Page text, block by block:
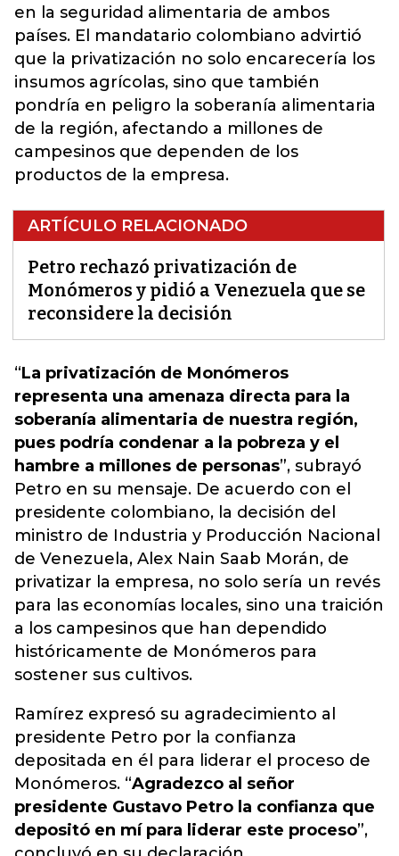
en la seguridad alimentaria de ambos
países. El mandatario colombiano advirtió
que la privatización no solo encarecería los
insumos agrícolas, sino que también
pondría en peligro la soberanía alimentaria
de la región, afectando a millones de
campesinos que dependen de los
productos de la empresa.
ARTÍCULO RELACIONADO
Petro rechazó privatización de
Monómeros y pidió a Venezuela que se
reconsidere la decisión
“La privatización de Monómeros
representa una amenaza directa para la
soberanía alimentaria de nuestra región,
pues podría condenar a la pobreza y el
hambre a millones de personas”, subrayó
Petro en su mensaje. De acuerdo con el
presidente colombiano, la decisión del
ministro de Industria y Producción Nacional
de Venezuela, Alex Nain Saab Morán, de
privatizar la empresa, no solo sería un revés
para las economías locales, sino una traición
a los campesinos que han dependido
históricamente de Monómeros para
sostener sus cultivos.
Ramírez expresó su agradecimiento al
presidente Petro por la confianza
depositada en él para liderar el proceso de
Monómeros. “Agradezco al señor
presidente Gustavo Petro la confianza que
depositó en mí para liderar este proceso”,